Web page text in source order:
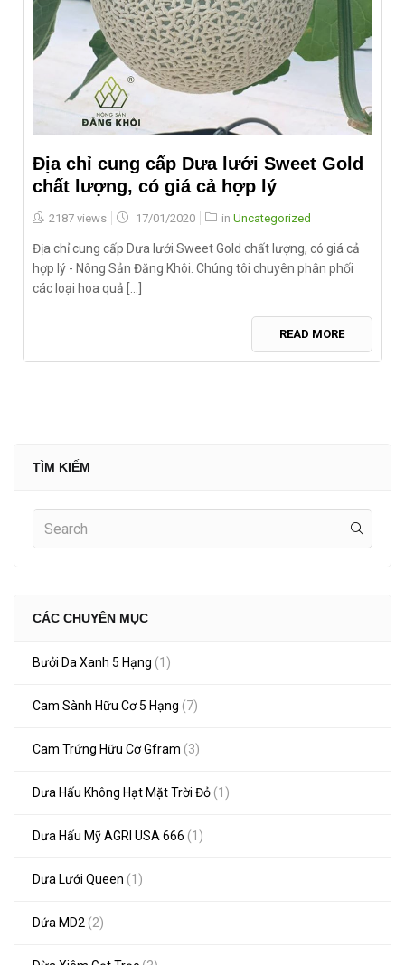
Địa chỉ cung cấp Dưa lưới Sweet Gold
chất lượng, có giá cả hợp lý
2187 views
Posted
17/01/2020 in Uncategorized
Địa chỉ cung cấp Dưa lưới Sweet Gold chất lượng, có giá cả
hợp lý - Nông Sản Đăng Khôi. Chúng tôi chuyên phân phối
các loại hoa quả [...]
READ MORE
TÌM KIẾM
CÁC CHUYÊN MỤC
Bưởi Da Xanh 5 Hạng (1)
Cam Sành Hữu Cơ 5 Hạng (7)
Cam Trứng Hữu Cơ Gfram (3)
Dưa Hấu Không Hạt Mặt Trời Đỏ (1)
Dưa Hấu Mỹ AGRI USA 666 (1)
Dưa Lưới Queen (1)
Dứa MD2 (2)